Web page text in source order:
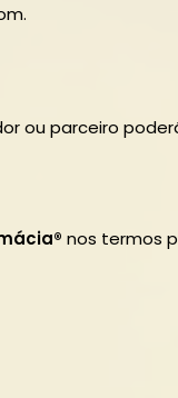
ou parceiro
nos termos